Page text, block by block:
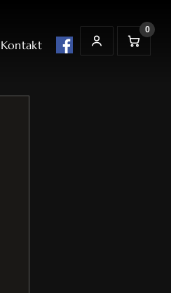
Kontakt MOJE KONTO
0
K
o